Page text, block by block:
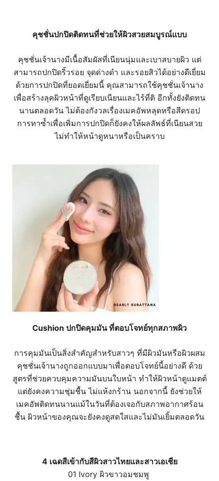
คุชชั่นปกปิดติดทนที่ช่วยให้ผิวสวยสมบูรณ์แบบ
คุชชั่นเจ้านางมีเนื้อสัมผัสที่เนียนนุ่มและเบาสบายผิว แต่
สามารถปกปิดริ้วรอย จุดด่างดำ และรอยสิวได้อย่างดีเยี่ยม
ด้วยการปกปิดที่ยอดเยี่ยมนี้ คุณสามารถใช้คุชชั่นเจ้านาง
เพื่อสร้างลุคผิวหน้าที่ดูเรียบเนียนและไร้ที่ติ อีกทั้งยังติดทน
นานตลอดวัน ไม่ต้องกังวลเรื่องเมคอัพหลุดหรือสีดรอป
การทาซ้ำเพื่อเพิ่มการปกปิดก็ยังคงให้ผลลัพธ์ที่เนียนสวย
ไม่ทำให้หน้าดูหนาหรือเป็นคราบ
Cushion ปกปิดคุมมัน ที่ตอบโจทย์ทุกสภาพผิว
การคุมมันเป็นสิ่งสำคัญสำหรับสาวๆ ที่มีผิวมันหรือผิวผสม
คุชชั่นเจ้านางถูกออกแบบมาเพื่อตอบโจทย์นี้อย่างดี ด้วย
สูตรที่ช่วยควบคุมความมันบนใบหน้า ทำให้ผิวหน้าดูแมตต์
แต่ยังคงความชุ่มชื้น ไม่แห้งกร้าน นอกจากนี้ ยังช่วยให้
เมคอัพติดทนนานแม้ในวันที่ต้องเจอกับสภาพอากาศร้อน
ชื้น ผิวหน้าของคุณจะยังคงดูสดใสและไม่มันเยิ้มตลอดวัน
4 เฉดสีเข้ากับสีผิวสาวไทยและสาวเอเชีย
01 Ivory ผิวขาวอมชมพู